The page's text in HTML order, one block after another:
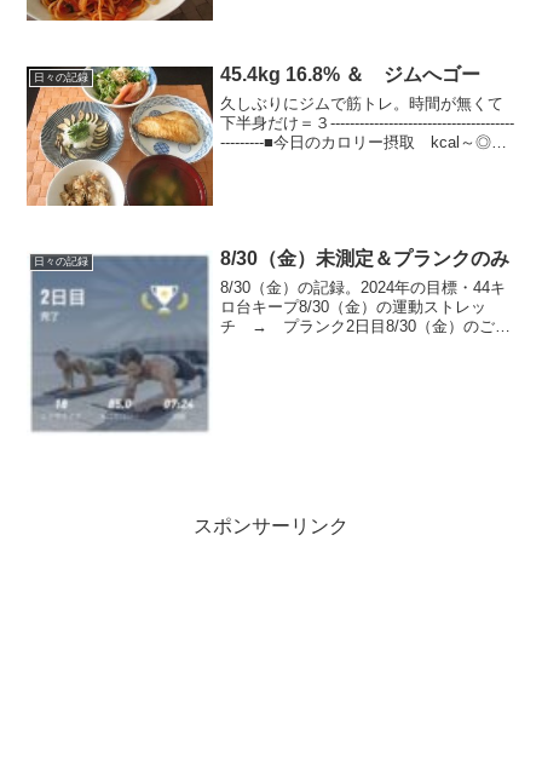
日々の記録 45.4kg 16.8% ＆ ジムへゴー
久しぶりにジムで筋トレ。時間が無くて
下半身だけ＝３--------------------------------------
---------■今日のカロリー摂取 kcal～◎
日々の記録 8/30（金）未測定＆プランクのみ
8/30（金）の記録。2024年の目標・44キ
ロ台キープ8/30（金）の運動ストレッ
チ → プランク2日目8/30（金）のごは
スポンサーリンク